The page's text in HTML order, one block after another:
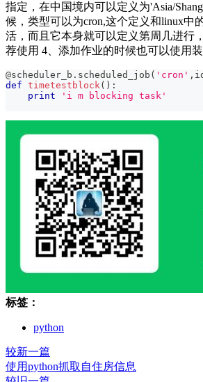
指定，在中国境内可以定义为'Asia/
候，类型可以为cron,这个定义和linux中
活，而且它本身就可以定义第周几进行
荐使用 4、添加作业的时候也可以使用
@scheduler_b . scheduled_job ( 'cron' ,
def timetestblock( ) :
print
'i m blocking task'
标签：
python
较新一篇
使用python抓取自住房信息